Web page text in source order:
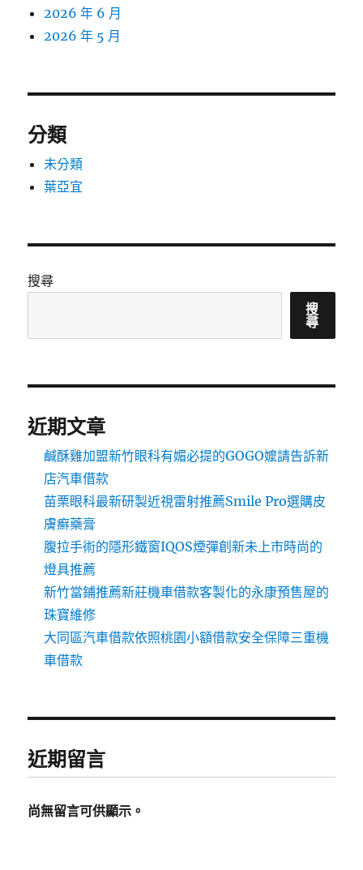
2026 年 6 月
2026 年 5 月
分類
未分類
葉亞宜
搜尋
搜
尋
近期文章
鹹酥雞加盟新竹眼科有媚必提的GOGO嬤請告訴新
店汽車借款
苗栗眼科最新研製近視雷射推薦Smile Pro選購皮
膚癬藥膏
腹拉手術的隱形鐵窗IQOS煙彈創新未上市時尚的
燈具推薦
新竹當鋪推薦新莊機車借款客製化的永康預售屋的
珠寶維修
大同區汽車借款依照桃園小額借款安全保障三重機
車借款
近期留言
尚無留言可供顯示。